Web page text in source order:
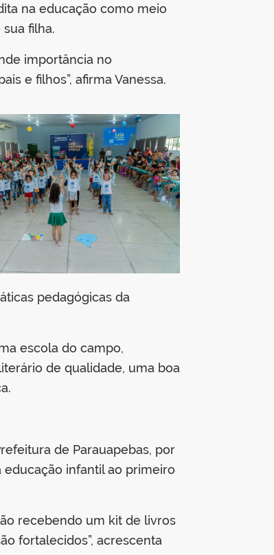
na educação como meio
filha.
importância no
e filhos”, afirma Vanessa.
pedagógicas da
escola do campo,
de qualidade, uma boa
de Parauapebas, por
educação infantil ao primeiro
recebendo um kit de livros
fortalecidos”, acrescenta